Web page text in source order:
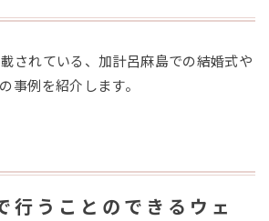
されている、加計呂麻島での結婚式や
事例を紹介します。
行うことのできるウェ